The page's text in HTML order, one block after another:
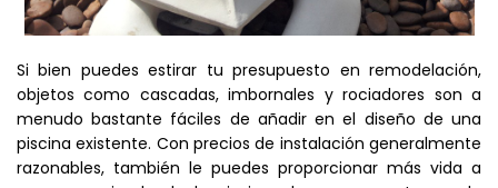
Si bien puedes estirar tu presupuesto en remodelación,
objetos como cascadas, imbornales y rociadores son a
menudo bastante fáciles de añadir en el diseño de una
piscina existente. Con precios de instalación generalmente
razonables, también le puedes proporcionar más vida a